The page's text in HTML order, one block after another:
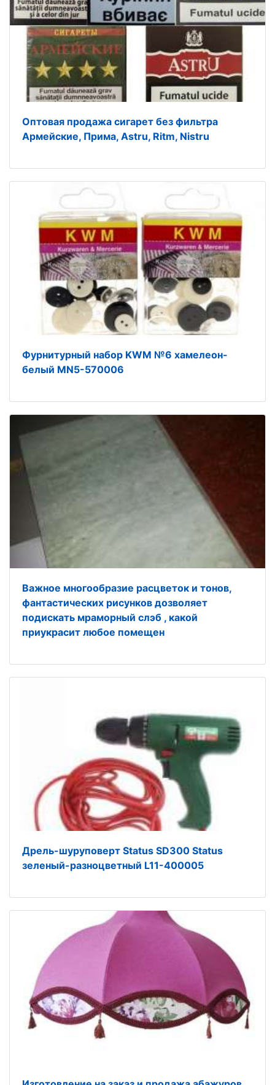
Оптовая продажа сигарет без фильтра
Армейские, Прима, Astru, Ritm, Nistru
Фурнитурный набор KWM №6 хамелеон-
белый MN5-570006
Важное многообразие расцветок и тонов,
фантастических рисунков дозволяет
подискать мраморный слэб , какой
приукрасит любое помещен
Дрель-шуруповерт Status SD300 Status
зеленый-разноцветный L11-400005